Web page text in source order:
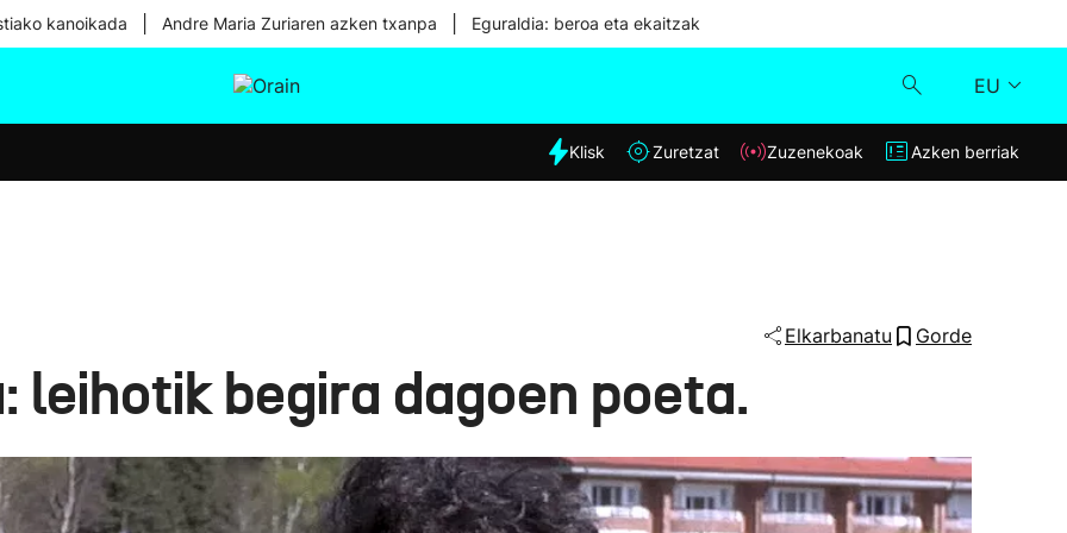
kanoikada Andre Maria Zuriaren azken txanpa Eguraldia: beroa eta ekaitzak
EU
Eguraldia
Klisk
Klisk Zuretzat Zuzenekoak Azken berriak
Elkarbanatu
Gorde
begira dagoen poeta.